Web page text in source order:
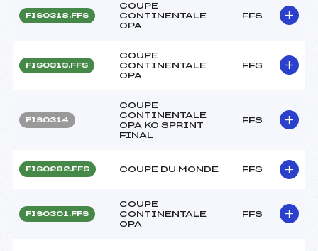
FIS0318.FFS
COUPE
CONTINENTALE
OPA
FFS
FIS0313.FFS
COUPE
CONTINENTALE
OPA
FFS
FIS0314
COUPE
CONTINENTALE
OPA KO SPRINT
FINAL
FFS
FIS0282.FFS COUPE DU MONDE FFS
FIS0301.FFS
COUPE
CONTINENTALE
OPA
FFS